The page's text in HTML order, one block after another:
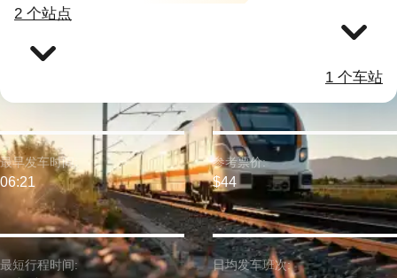
2 个站点
1 个车站
最短行程时间:
最早发车时间:
06:21
参考票价:
$44
日均发车班次: